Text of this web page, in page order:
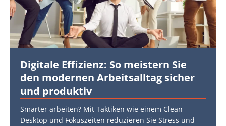
Digitale Effizienz: So meistern Sie
den modernen Arbeitsalltag sicher
und produktiv
Smarter arbeiten? Mit Taktiken wie einem Clean
Desktop und Fokuszeiten reduzieren Sie Stress und